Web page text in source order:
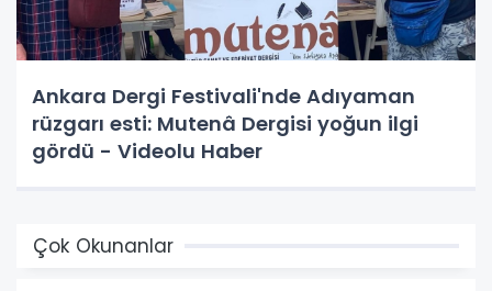
Ankara Dergi Festivali'nde Adıyaman
rüzgarı esti: Mutenâ Dergisi yoğun ilgi
gördü - Videolu Haber
Çok Okunanlar